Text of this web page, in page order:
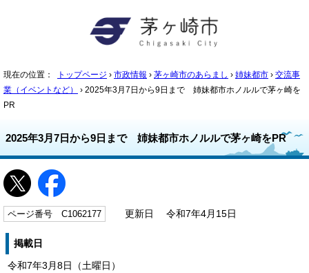
現在の位置： トップページ › 市政情報 › 茅ヶ崎市のあらまし › 姉妹都市 › 交流事
業（イベントなど）
› 2025年3月7日から9日まで 姉妹都市ホノルルで茅ヶ崎を
PR
2025年3月7日から9日まで 姉妹都市ホノルルで茅ヶ崎をPR
ページ番号 C1062177 更新日 令和7年4月15日
掲載日
令和7年3月8日（土曜日）